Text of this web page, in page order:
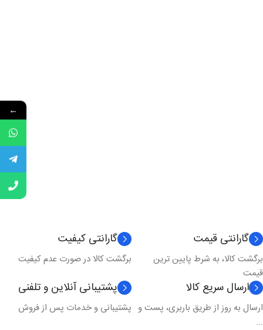
گارانتی قیمت
برگشت کالا، به شرط پایین ترین
قیمت
گارانتی کیفیت
برگشت کالا در صورت عدم کیفیت
ارسال سریع کالا
ارسال به روز از طریق باربری، پست و
...
پشتیبانی آنلاین و تلفنی
پشتیبانی و خدمات پس از فروش
←